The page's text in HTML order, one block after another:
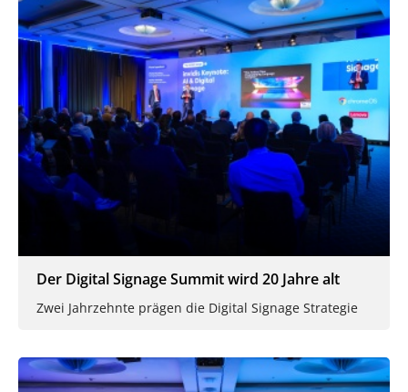
Der Digital Signage Summit wird 20 Jahre alt
Zwei Jahrzehnte prägen die Digital Signage Strategie